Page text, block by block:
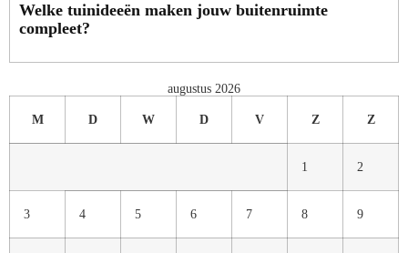
Welke tuinideeën maken jouw buitenruimte
compleet?
augustus 2026
M D W D V Z Z
1 2
3 4 5 6 7 8 9